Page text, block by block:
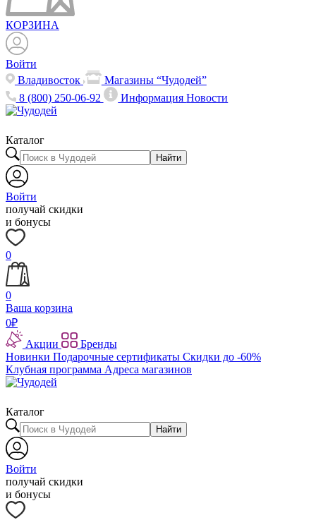
КОРЗИНА
Войти
Владивосток
Магазины “Чудодей”
8 (800) 250-06-92
ИнформацияНовости
Каталог
Найти
Войти
получай скидки
и бонусы
0
0
Ваша корзина
0₽
Акции
Бренды
Новинки Подарочные сертификаты Скидки до -60%
Клубная программа Адреса магазинов
Каталог
Найти
Войти
получай скидки
и бонусы